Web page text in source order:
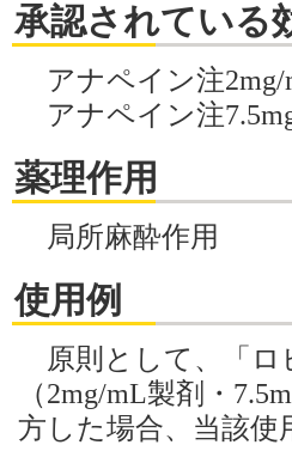
承認されている
アナペイン注2mg/
アナペイン注
薬理作用
局所麻酔作用
使用例
原則として、「ロ
（2mg/mL製剤・
方した場合、当該使